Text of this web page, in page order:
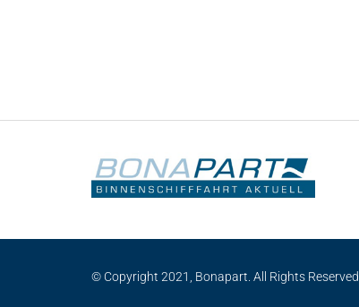
© Copyright 2021, Bonapart. All Rights Reserved.